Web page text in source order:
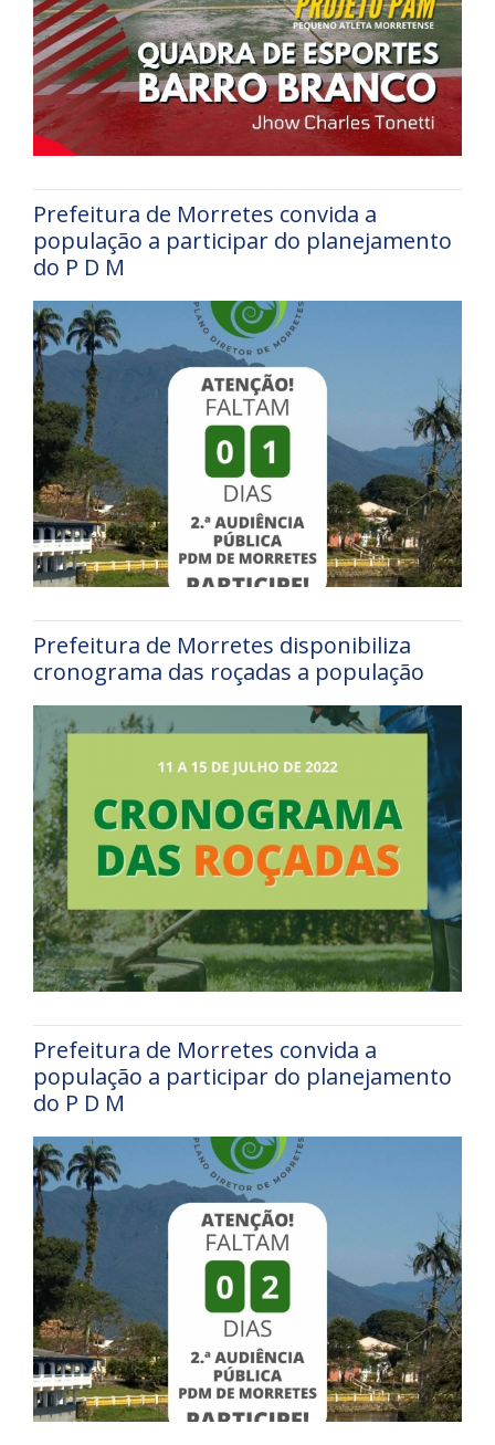
Prefeitura de Morretes convida a
população a participar do planejamento
do P D M
Prefeitura de Morretes disponibiliza
cronograma das roçadas a população
Prefeitura de Morretes convida a
população a participar do planejamento
do P D M